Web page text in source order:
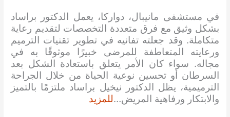
في مستشفى مانيبال، دواركا، يعمل الدكتور براساد
بشكل وثيق مع فرق متعددة التخصصات لتقديم رعاية
متكاملة. وقد جعلته تفانيه في تطوير تقنيات الترميم
ورعايته المتعاطفة للمرضى خبيرًا موثوقًا به في
مجاله. سواء كان الأمر يتعلق باستعادة الشكل بعد
السرطان أو تحسين نوعية الحياة من خلال الجراحة
الترميمية، يظل الدكتور نيخيل براساد ملتزمًا بالتميز
والابتكار ورفاهية المريض…للمزيد